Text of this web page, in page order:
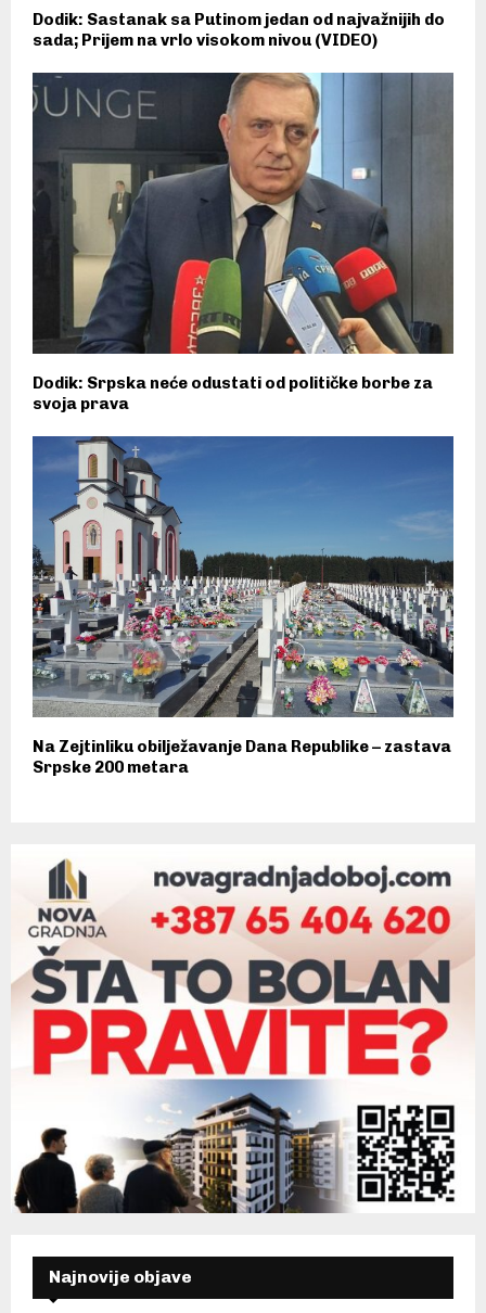
Dodik: Sastanak sa Putinom jedan od najvažnijih do
sada; Prijem na vrlo visokom nivou (VIDEO)
Dodik: Srpska neće odustati od političke borbe za
svoja prava
Na Zejtinliku obilježavanje Dana Republike – zastava
Srpske 200 metara
Najnovije objave